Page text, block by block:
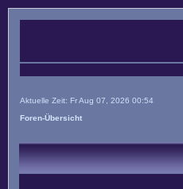
Aktuelle Zeit: Fr Aug 07, 2026 00:54
Foren-Übersicht